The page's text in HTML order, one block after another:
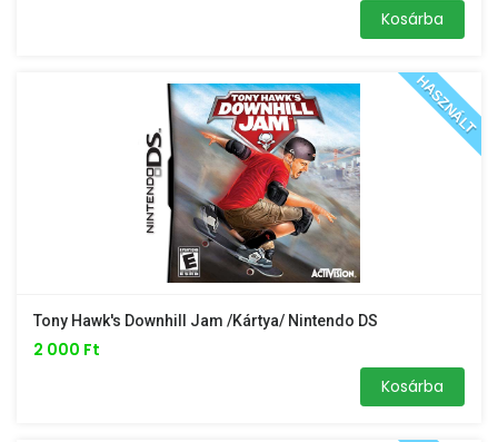
Kosárba
HASZNÁLT
Tony Hawk's Downhill Jam /kártya/ Nintendo DS
2 000 Ft
Kosárba